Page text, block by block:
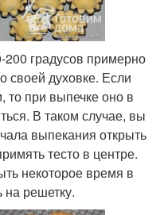
градусов примерно
своей духовке. Если
то при выпечке оно в
В таком случае, вы
выпекания открыть
тесто в центре.
некоторое время в
решетку.